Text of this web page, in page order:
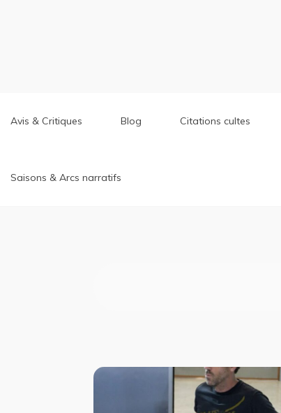
Avis & Critiques Blog Citations cultes
Saisons & Arcs narratifs